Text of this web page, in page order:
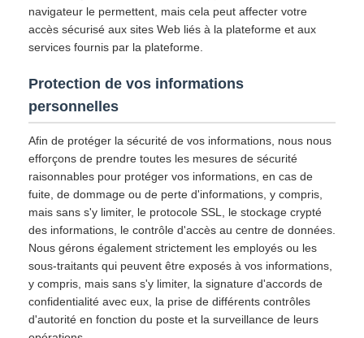
navigateur le permettent, mais cela peut affecter votre
accès sécurisé aux sites Web liés à la plateforme et aux
services fournis par la plateforme.
Protection de vos informations
personnelles
Afin de protéger la sécurité de vos informations, nous nous
efforçons de prendre toutes les mesures de sécurité
raisonnables pour protéger vos informations, en cas de
fuite, de dommage ou de perte d'informations, y compris,
mais sans s'y limiter, le protocole SSL, le stockage crypté
des informations, le contrôle d'accès au centre de données.
Nous gérons également strictement les employés ou les
sous-traitants qui peuvent être exposés à vos informations,
y compris, mais sans s'y limiter, la signature d'accords de
confidentialité avec eux, la prise de différents contrôles
d'autorité en fonction du poste et la surveillance de leurs